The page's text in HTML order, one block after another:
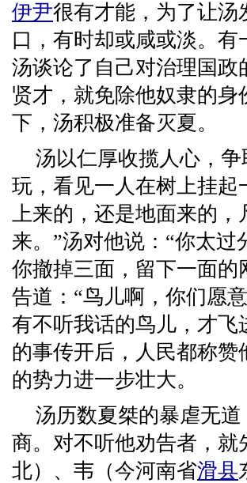
伊尹很有才能，为了让汤
口，有时却或咸或淡。
汤谈论了自己对治理国
贤才，就免除他奴隶的
下，汤积极准备灭夏。
汤以仁厚收揽人心，
玩，看见一人在树上挂起
上来的，还是地面来的
来。”汤对他说：“你太
你撤掉三面，留下一面的
告道：“鸟儿啊，你们愿
有不听我话的鸟儿，才飞
的事传开后，人民都称
的势力进一步壮大。
汤历数夏桀的暴虐无
商。对不听他劝告者，
北）、韦（今河南省滑县